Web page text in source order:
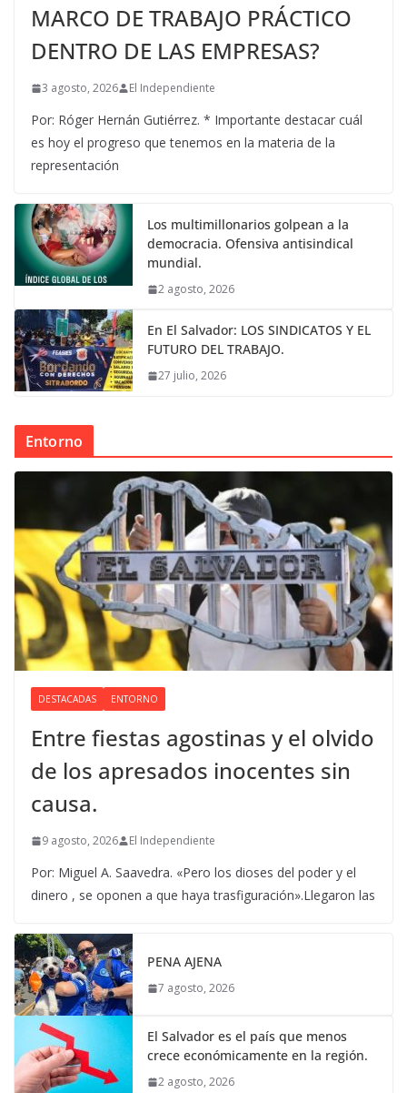
MARCO DE TRABAJO PRÁCTICO
DENTRO DE LAS EMPRESAS?
3 agosto, 2026 El Independiente
Por: Róger Hernán Gutiérrez. * Importante destacar cuál
es hoy el progreso que tenemos en la materia de la
representación
Los multimillonarios golpean a la
democracia. Ofensiva antisindical
mundial.
2 agosto, 2026
En El Salvador: LOS SINDICATOS Y EL
FUTURO DEL TRABAJO.
27 julio, 2026
Entorno
DESTACADAS ENTORNO
Entre fiestas agostinas y el olvido
de los apresados inocentes sin
causa.
9 agosto, 2026 El Independiente
Por: Miguel A. Saavedra. «Pero los dioses del poder y el
dinero , se oponen a que haya trasfiguración».Llegaron las
PENA AJENA
7 agosto, 2026
El Salvador es el país que menos
crece económicamente en la región.
2 agosto, 2026